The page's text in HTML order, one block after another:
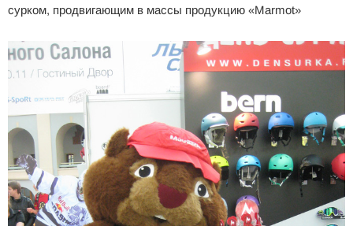
сурком, продвигающим в массы продукцию «Marmot»